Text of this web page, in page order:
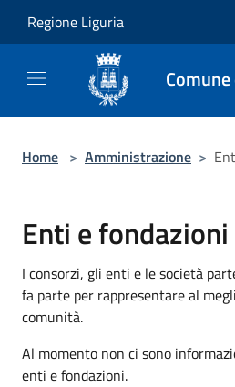
Regione Liguria
Home > Amministrazione >
Enti e fondazioni
I consorzi, gli enti e le società
fa parte per rappresentare al
comunità.
Al momento non ci sono
enti e fondazioni.